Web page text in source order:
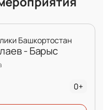
Башкортостан
- Барыс
0+